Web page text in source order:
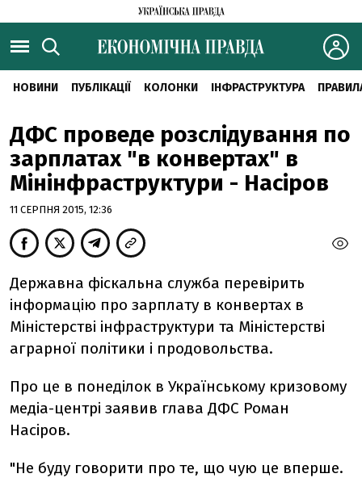
НОВИНИ ПУБЛІКАЦІЇ КОЛОНКИ ІНФРАСТРУКТУРА
ДФС проведе розслідування по
зарплатах "в конвертах" в
Мінінфраструктури - Насіров
11 СЕРПНЯ 2015, 12:36
Державна фіскальна служба перевірить
інформацію про зарплату в конвертах в
Міністерстві інфраструктури та Міністерстві
аграрної політики і продовольства.
Про це в понеділок в Українському кризовому
медіа-центрі заявив глава ДФС Роман
Насіров.
"Не буду говорити про те, що чую це вперше.